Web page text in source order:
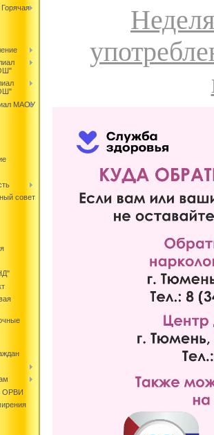
МАОУ
совет
ОРВИ